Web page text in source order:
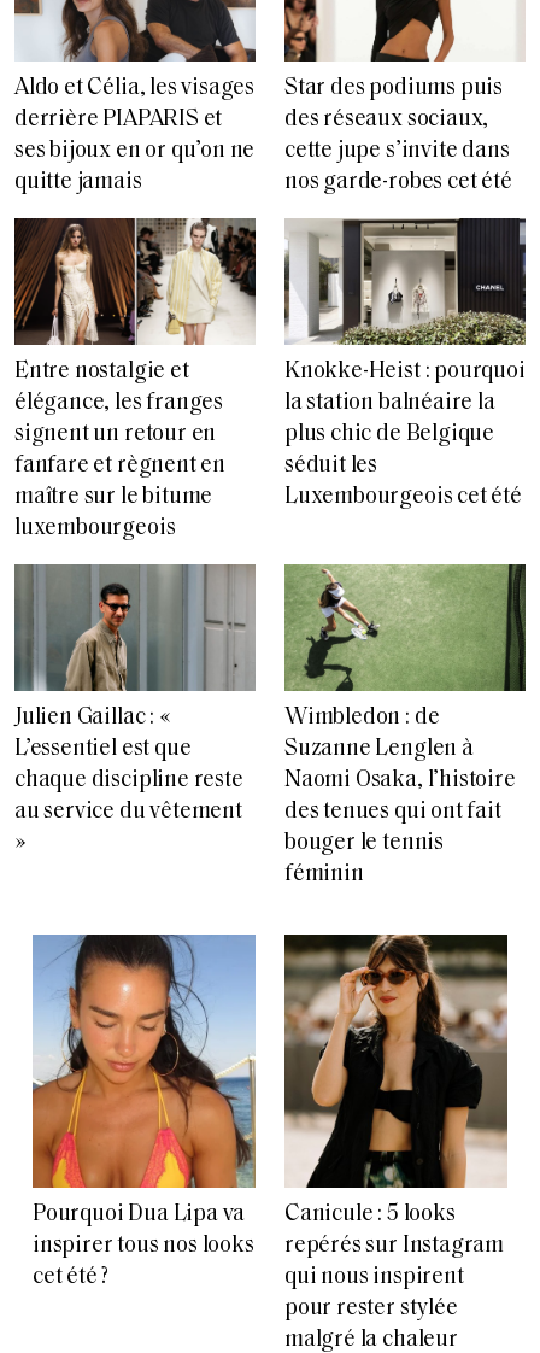
Aldo et Célia, les visages
derrière PIAPARIS et
ses bijoux en or qu’on ne
quitte jamais
Star des podiums puis
des réseaux sociaux,
cette jupe s’invite dans
nos garde-robes cet été
Entre nostalgie et
élégance, les franges
signent un retour en
fanfare et règnent en
maître sur le bitume
luxembourgeois
Knokke-Heist : pourquoi
la station balnéaire la
plus chic de Belgique
séduit les
Luxembourgeois cet été
Julien Gaillac : «
L’essentiel est que
chaque discipline reste
au service du vêtement
»
Wimbledon : de
Suzanne Lenglen à
Naomi Osaka, l’histoire
des tenues qui ont fait
bouger le tennis
féminin
Pourquoi Dua Lipa va
inspirer tous nos looks
cet été ?
Canicule : 5 looks
repérés sur Instagram
qui nous inspirent
pour rester stylée
malgré la chaleur